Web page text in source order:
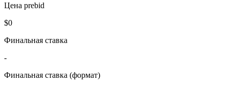
Цена prebid
$0
Финальная ставка
-
Финальная ставка (формат)